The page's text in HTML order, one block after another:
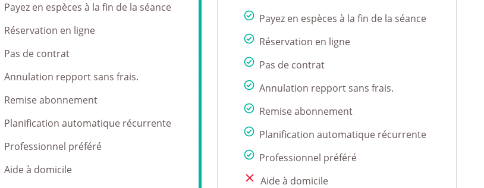
Payez en espèces à la fin de la séance
Réservation en ligne
Pas de contrat
Annulation repport sans frais.
Remise abonnement
Planification automatique récurrente
Professionnel préféré
Aide à domicile
Payez en espèces à la fin de la séance
Réservation en ligne
Pas de contrat
Annulation repport sans frais.
Remise abonnement
Planification automatique récurrente
Professionnel préféré
Aide à domicile